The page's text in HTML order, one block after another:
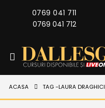
0769 041 711
0769 041 712
ACASA TAG -LAURA DRAGHICI